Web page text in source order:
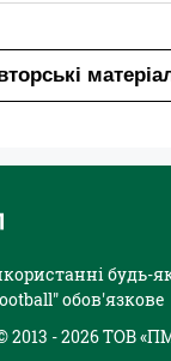
будь-
обов'язкове
2013 - 2026 ТОВ